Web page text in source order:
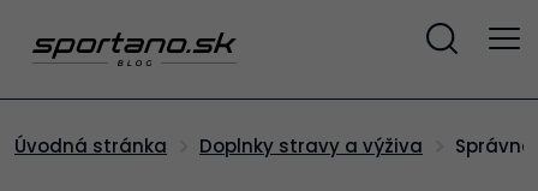
Úvodná stránka Doplnky stravy a výživa